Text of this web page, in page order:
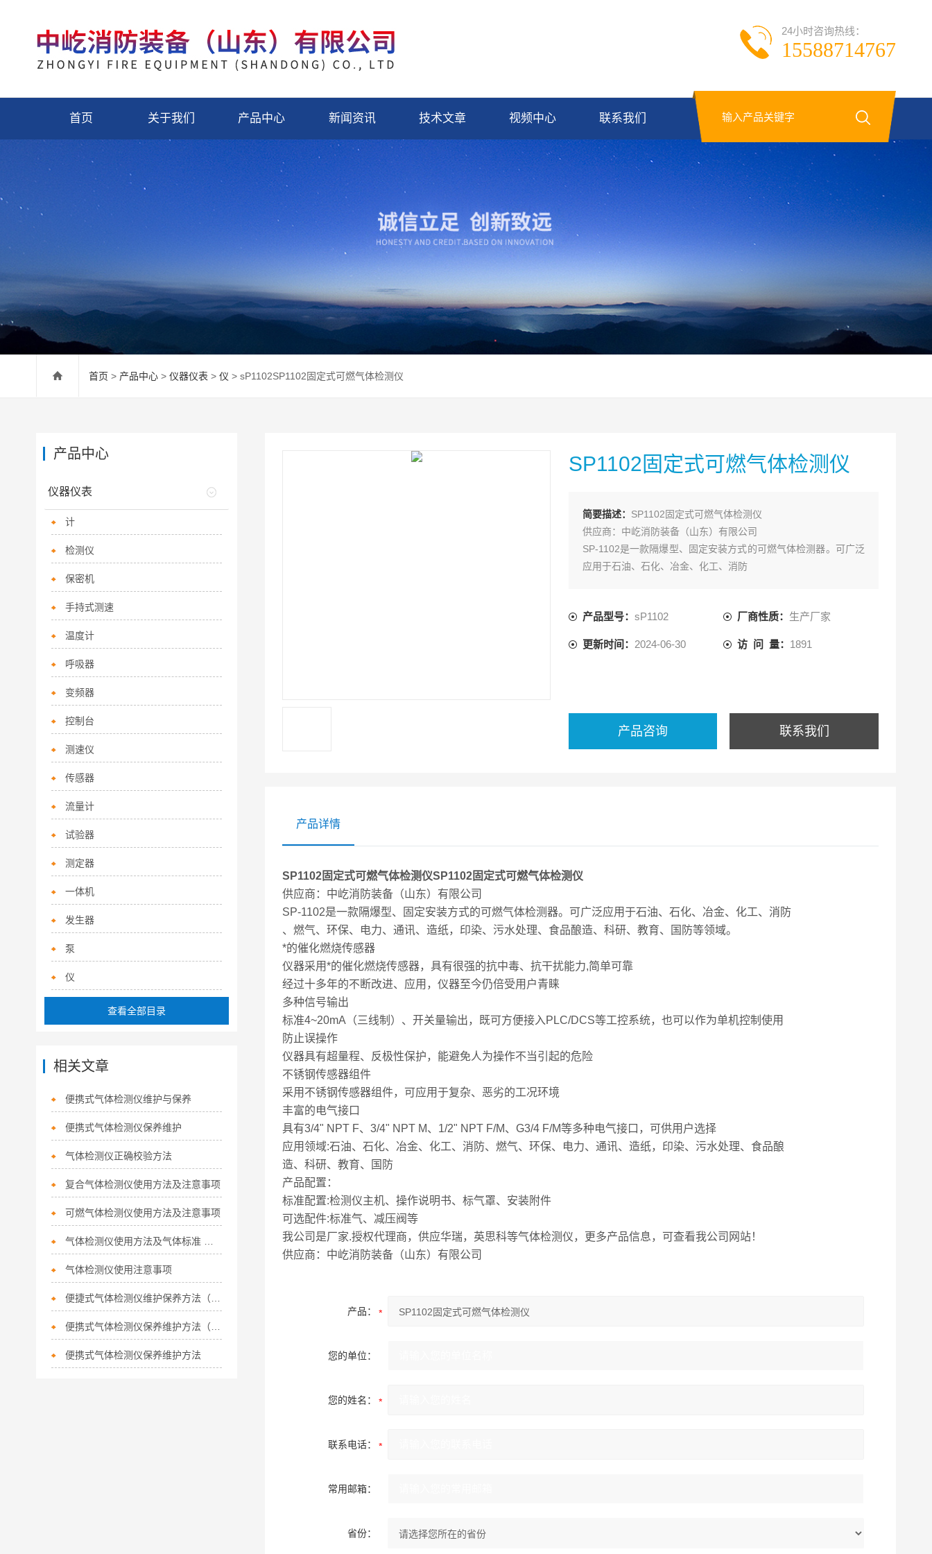
24小时咨询热线：
15588714767
首页 关于我们 产品中心 新闻资讯 技术文章 视频中心 联系我们
首页 > 产品中心 > 仪器仪表 > 仪 > sP1102SP1102固定式可燃气体检测仪
SP1102固定式可燃气体检测仪
简要描述： SP1102固定式可燃气体检测仪
供应商：中屹消防装备（山东）有限公司
SP-1102是一款隔爆型、固定安装方式的可燃气体检测器。可广泛
应用于石油、石化、冶金、化工、消防
*的催化燃烧传感器
单可靠
产品型号： sP1102 厂商性质： 生产厂家
更新时间： 2024-06-30 访 问 量： 1891
产品咨询 联系我们
产品详情
SP1102固定式可燃气体检测仪SP1102固定式可燃气体检测仪
供应商：中屹消防装备（山东）有限公司
SP-1102是一款隔爆型、固定安装方式的可燃气体检测器。可广泛应用于石油、石化、冶金、化工、消防
、燃气、环保、电力、通讯、造纸，印染、污水处理、食品酿造、科研、教育、国防等领域。
*的催化燃烧传感器
仪器采用*的催化燃烧传感器，具有很强的抗中毒、抗干扰能力,简单可靠
经过十多年的不断改进、应用，仪器至今仍倍受用户青睐
多种信号输出
标准4~20mA（三线制）、开关量输出，既可方便接入PLC/DCS等工控系统，也可以作为单机控制使用
防止误操作
仪器具有超量程、反极性保护，能避免人为操作不当引起的危险
不锈钢传感器组件
采用不锈钢传感器组件，可应用于复杂、恶劣的工况环境
丰富的电气接口
具有3/4" NPT F、3/4" NPT M、1/2" NPT F/M、G3/4 F/M等多种电气接口，可供用户选择
应用领域:石油、石化、冶金、化工、消防、燃气、环保、电力、通讯、造纸，印染、污水处理、食品酿
造、科研、教育、国防
产品配置：
标准配置:检测仪主机、操作说明书、标气罩、安装附件
可选配件:标准气、减压阀等
我公司是厂家.授权代理商，供应华瑞，英思科等气体检测仪，更多产品信息，可查看我公司网站！
供应商：中屹消防装备（山东）有限公司
产品：
您的单位：
您的姓名：
联系电话：
常用邮箱：
省份：
产品中心
仪器仪表
计
检测仪
保密机
手持式测速
温度计
呼吸器
变频器
控制台
测速仪
传感器
流量计
试验器
测定器
一体机
发生器
泵
仪
查看全部目录
相关文章
便携式气体检测仪维护与保养
便携式气体检测仪保养维护
气体检测仪正确校验方法
复合气体检测仪使用方法及注意事项
可燃气体检测仪使用方法及注意事项
气体检测仪使用注意事项
便携式气体检测仪保养维护方法